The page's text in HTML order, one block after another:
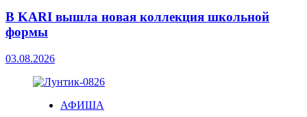
В KARI вышла новая коллекция школьной
формы
03.08.2026
АФИША